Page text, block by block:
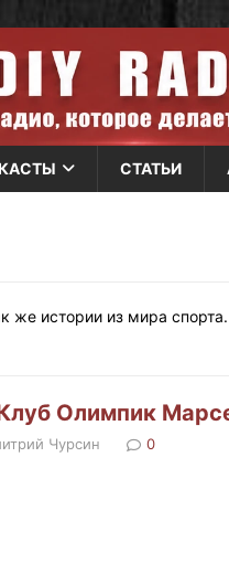
СТАТЬИ
же истории из мира спорта.
Олимпик
Чурсин 0